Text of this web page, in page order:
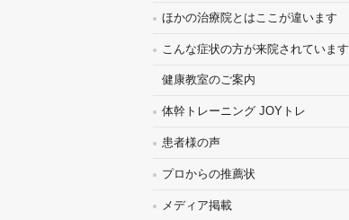
ほかの治療院とはここが違います
こんな症状の方が来院されています
健康教室のご案内
体幹トレーニング JOYトレ
患者様の声
プロからの推薦状
メディア掲載